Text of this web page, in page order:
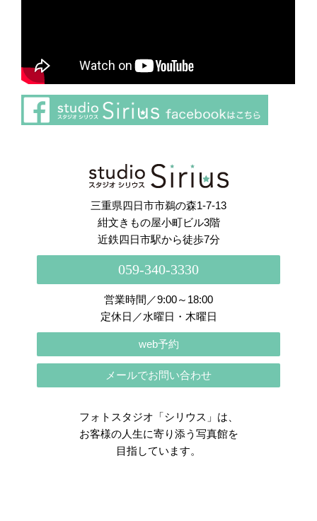
Instagram でフォロー
三重県四日市市鵜の森1-7-13
紺文きもの屋小町ビル3階
近鉄四日市駅から徒歩7分
059-340-3330
営業時間／9:00～18:00
定休日／水曜日・木曜日
web予約
メールでお問い合わせ
フォトスタジオ「シリウス」は、
お客様の人生に寄り添う写真館を
目指しています。